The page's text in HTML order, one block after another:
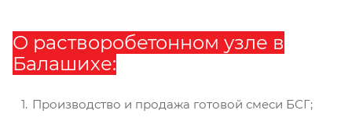
О растворобетонном узле в
Балашихе:
Производство и продажа готовой смеси БСГ;